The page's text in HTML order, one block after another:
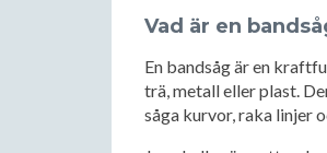
Vad är en
En bandsåg är en
trä, metall eller plast.
såga kurvor, raka linjer